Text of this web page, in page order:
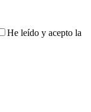
He leído y acepto la